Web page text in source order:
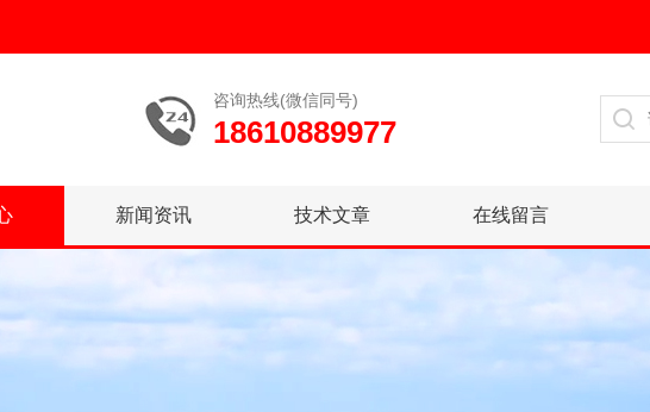
咨询热线(微信同号)
18610889977
新闻资讯 技术文章 在线留言